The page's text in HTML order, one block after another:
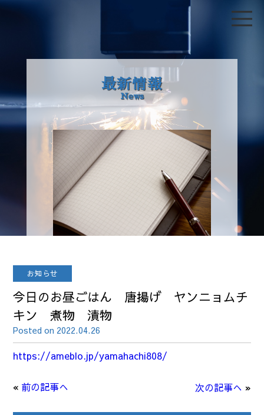
最新情報
News
お知らせ
今日のお昼ごはん 唐揚げ ヤンニョムチ
キン 煮物 漬物
Posted on 2022.04.26
https://ameblo.jp/yamahachi808/
« 前の記事へ 次の記事へ »